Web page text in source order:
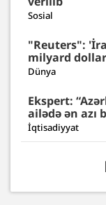
Sosial
"Reuters":
milyard
Dünya
Ekspert:
ailədə ən azı
İqtisadiyyat